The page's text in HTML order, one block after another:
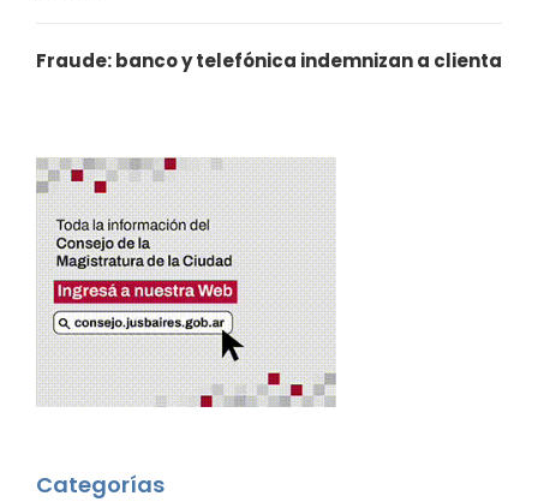
Fraude: banco y telefónica indemnizan a clienta
Categorías